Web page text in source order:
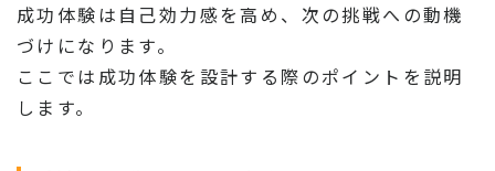
成功体験は自己効力感を高め、次の挑戦への動機
づけになります。
ここでは成功体験を設計する際のポイントを説明
します。